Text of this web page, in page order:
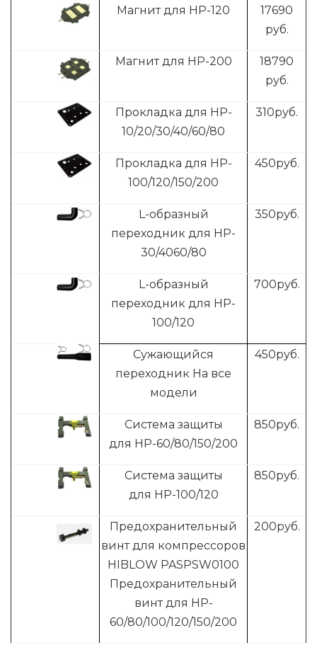
Магнит для HP-120
17690
руб.
Магнит для HP-200
18790
руб.
Прокладка для HP-
10/20/30/40/60/80
310руб.
Прокладка для HP-
100/120/150/200
450руб.
L-образный
переходник для HP-
30/4060/80
350руб.
L-образный
переходник для HP-
100/120
700руб.
Сужающийся
переходник На все
модели
450руб.
Система защиты
для HP-60/80/150/200
850руб.
Система защиты
для HP-100/120
850руб.
Предохранительный
винт для компрессоров
HIBLOW PASPSW0100
Предохранительный
винт для HP-
60/80/100/120/150/200
200руб.